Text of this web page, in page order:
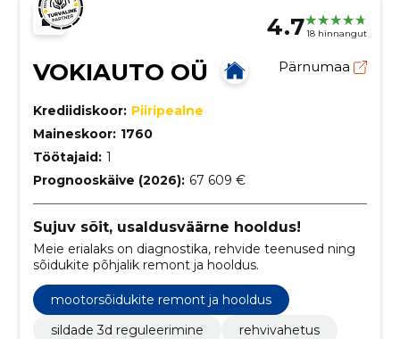
4.718 hinnangut
VOKIAUTO OÜ Pärnumaa
Krediidiskoor: Piiripealne
Maineskoor: 1760
Töötajaid: 1
Prognooskäive (2026): 67 609 €
Sujuv sõit, usaldusväärne hooldus!
Meie erialaks on diagnostika, rehvide teenused ning
sõidukite põhjalik remont ja hooldus.
mootorsõidukite remont ja hooldus
sildade 3d reguleerimine
rehvivahetus